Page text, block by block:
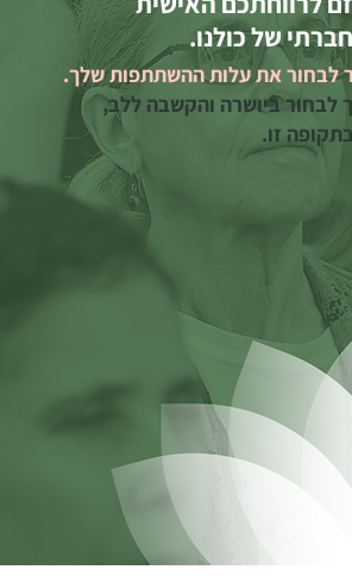
של כולנו.
את עלות ההשתתפות שלך.
לבחור ביושרה והקשבה ללב,
זו.